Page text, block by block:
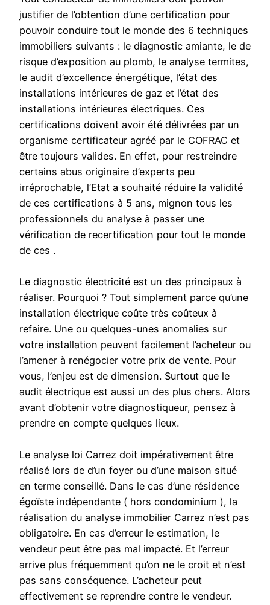
justifier de l’obtention d’une certification pour
pouvoir conduire tout le monde des 6 techniques
immobiliers suivants : le diagnostic amiante, le de
risque d’exposition au plomb, le analyse termites,
le audit d’excellence énergétique, l’état des
installations intérieures de gaz et l’état des
installations intérieures électriques. Ces
certifications doivent avoir été délivrées par un
organisme certificateur agréé par le COFRAC et
être toujours valides. En effet, pour restreindre
certains abus originaire d’experts peu
irréprochable, l’Etat a souhaité réduire la validité
de ces certifications à 5 ans, mignon tous les
professionnels du analyse à passer une
vérification de recertification pour tout le monde
de ces .
Le diagnostic électricité est un des principaux à
réaliser. Pourquoi ? Tout simplement parce qu’une
installation électrique coûte très coûteux à
refaire. Une ou quelques-unes anomalies sur
votre installation peuvent facilement l’acheteur ou
l’amener à renégocier votre prix de vente. Pour
vous, l’enjeu est de dimension. Surtout que le
audit électrique est aussi un des plus chers. Alors
avant d’obtenir votre diagnostiqueur, pensez à
prendre en compte quelques lieux.
Le analyse loi Carrez doit impérativement être
réalisé lors de d’un foyer ou d’une maison situé
en terme conseillé. Dans le cas d’une résidence
égoïste indépendante ( hors condominium ), la
réalisation du analyse immobilier Carrez n’est pas
obligatoire. En cas d’erreur le estimation, le
vendeur peut être pas mal impacté. Et l’erreur
arrive plus fréquemment qu’on ne le croit et n’est
pas sans conséquence. L’acheteur peut
effectivement se reprendre contre le vendeur.